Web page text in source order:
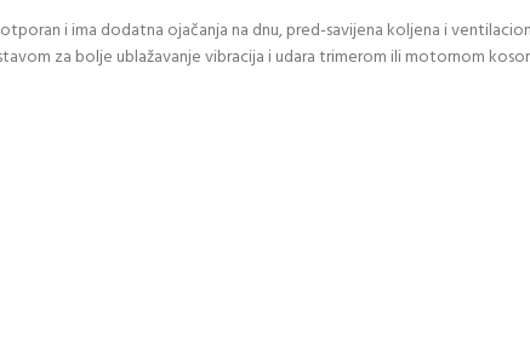
i ima dodatna ojačanja na dnu, pred-savijena koljena i
za bolje ublažavanje vibracija i udara trimerom ili motornom